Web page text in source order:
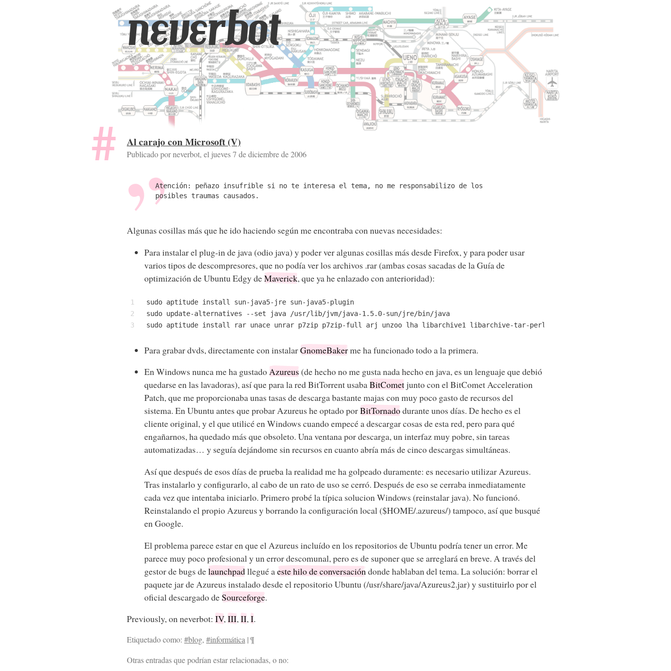
neverbot
Al carajo con Microsoft (V)
Publicado por neverbot, el jueves 7 de diciembre de 2006
Atención: peñazo insufrible si no te interesa el tema, no me responsabilizo de los
posibles traumas causados.
Algunas cosillas más que he ido haciendo según me encontraba con nuevas necesidades:
Para instalar el plug-in de java (odio java) y poder ver algunas cosillas más desde Firefox, y para poder usar
varios tipos de descompresores, que no podía ver los archivos .rar (ambas cosas sacadas de la Guía de
optimización de Ubuntu Edgy deMaverick, que ya he enlazado con anterioridad):
1
2
3
sudo aptitude install sun-java5-jre sun-java5-plugin
sudo update-alternatives --set java /usr/lib/jvm/java-1.5.0-sun/jre/bin/java
sudo aptitude install rar unace unrar p7zip p7zip-full arj unzoo lha libarchive1 libarchive-tar-perl libarchive-zip-perl dpkg-dev
Para grabar dvds, directamente con instalarGnomeBakerme ha funcionado todo a la primera.
En Windows nunca me ha gustadoAzureus (de hecho no me gusta nada hecho en java, es un lenguaje que debió
quedarse en las lavadoras), así que para la red BitTorrent usabaBitCometjunto con el BitComet Acceleration
Patch, que me proporcionaba unas tasas de descarga bastante majas con muy poco gasto de recursos del
sistema. En Ubuntu antes que probar Azureus he optado porBitTornadodurante unos días. De hecho es el
cliente original, y el que utilicé en Windows cuando empecé a descargar cosas de esta red, pero para qué
engañarnos, ha quedado más que obsoleto. Una ventana por descarga, un interfaz muy pobre, sin tareas
automatizadas… y seguía dejándome sin recursos en cuanto abría más de cinco descargas simultáneas.
Así que después de esos días de prueba la realidad me ha golpeado duramente: es necesario utilizar Azureus.
Tras instalarlo y configurarlo, al cabo de un rato de uso se cerró. Después de eso se cerraba inmediatamente
cada vez que intentaba iniciarlo. Primero probé la típica solucion Windows (reinstalar java). No funcionó.
Reinstalando el propio Azureus y borrando la configuración local ($HOME/.azureus/) tampoco, así que busqué
en Google.
El problema parece estar en que el Azureus incluído en los repositorios de Ubuntu podría tener un error. Me
parece muy poco profesional y un error descomunal, pero es de suponer que se arreglará en breve. A través del
gestor de bugs delaunchpadllegué aeste hilo de conversación donde hablaban del tema. La solución: borrar el
paquete jar de Azureus instalado desde el repositorio Ubuntu (/usr/share/java/Azureus2.jar) y sustituirlo por el
oficial descargado deSourceforge.
Previously, on neverbot: IV,III,II,I.
Etiquetado como: #blog, #informática |¶
Otras entradas que podrían estar relacionadas, o no: